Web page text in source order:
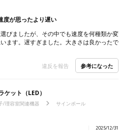
度が思ったより遅い
びましたが、その中でも速度を何種類か変
ます。遅すぎました。大きさは良かったで
違反を報告 参考になった
ケット（LED）
/理容室関連機器
サインポール
2025/12/31